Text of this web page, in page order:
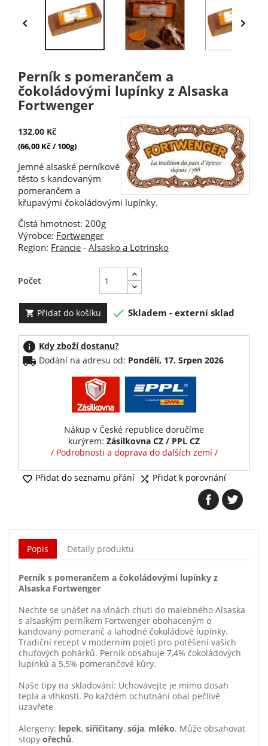
 
Perník s pomerančem a
čokoládovými lupínky z Alsaska
Fortwenger
132,00 Kč
(66,00 Kč / 100g)
Jemné alsaské perníkové
těsto s kandovaným
pomerančem a
křupavými čokoládovými lupínky.
Čistá hmotnost: 200g
Výrobce: Fortwenger
Region: Francie - Alsasko a Lotrinsko
Počet
 Přidat do košíku  Skladem - externí sklad
info Kdy zboží dostanu?
local_shipping Dodání na adresu od: Pondělí, 17. Srpen 2026
Nákup v České republice doručíme
kurýrem: Zásilkovna CZ / PPL CZ
/ Podrobnosti a doprava do dalších zemí /
 Přidat do seznamu přání  Přidat k porovnání
Popis Detaily produktu
Perník s pomerančem a čokoládovými lupínky z
Alsaska Fortwenger
Nechte se unášet na vlnách chuti do malebného Alsaska
s alsaským perníkem Fortwenger obohaceným o
kandovaný pomeranč a lahodné čokoládové lupínky.
Tradiční recept v moderním pojetí pro potěšení vašich
chuťových pohárků. Perník obsahuje 7,4% čokoládových
lupínků a 5,5% pomerančové kůry.
Naše tipy na skladování: Uchovávejte je mimo dosah
tepla a vlhkosti. Po každém ochutnání obal pečlivě
uzavřete.
Alergeny: lepek, siřičitany, sója, mléko. Může obsahovat
stopy ořechů.